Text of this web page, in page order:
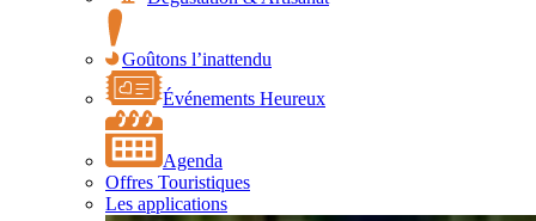
Goûtons l’inattendu
Événements Heureux
Agenda
Offres Touristiques
Les applications